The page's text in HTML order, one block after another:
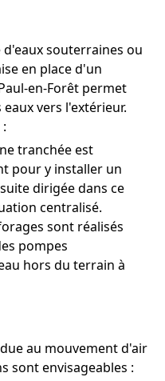
souterraines ou
en place d'un
en-Forêt permet
vers l'extérieur.
tranchée est
pour y installer un
dirigée dans ce
centralisé.
sont réalisés
pompes
hors du terrain à
au mouvement d'air
sont envisageables :